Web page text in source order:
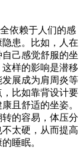
依赖于人们的感
患。比如，人在
己感觉舒服的坐
样的影响是潜移
展成为肩周炎等
比如靠背设计要
且舒适的坐姿。
的容易，体压分
太硬，从而提高
睡眠。